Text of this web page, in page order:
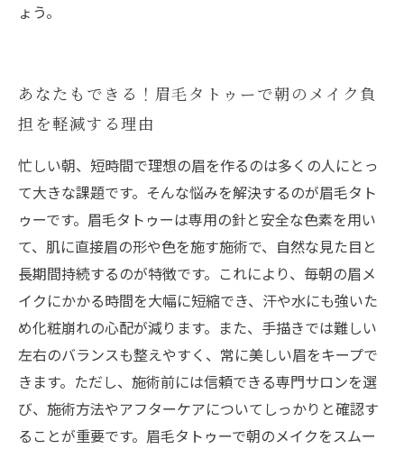
ょう。
あなたもできる！眉毛タトゥーで朝のメイク負
担を軽減する理由
忙しい朝、短時間で理想の眉を作るのは多くの人にとっ
て大きな課題です。そんな悩みを解決するのが眉毛タト
ゥーです。眉毛タトゥーは専用の針と安全な色素を用い
て、肌に直接眉の形や色を施す施術で、自然な見た目と
長期間持続するのが特徴です。これにより、毎朝の眉メ
イクにかかる時間を大幅に短縮でき、汗や水にも強いた
め化粧崩れの心配が減ります。また、手描きでは難しい
左右のバランスも整えやすく、常に美しい眉をキープで
きます。ただし、施術前には信頼できる専門サロンを選
び、施術方法やアフターケアについてしっかりと確認す
ることが重要です。眉毛タトゥーで朝のメイクをスムー